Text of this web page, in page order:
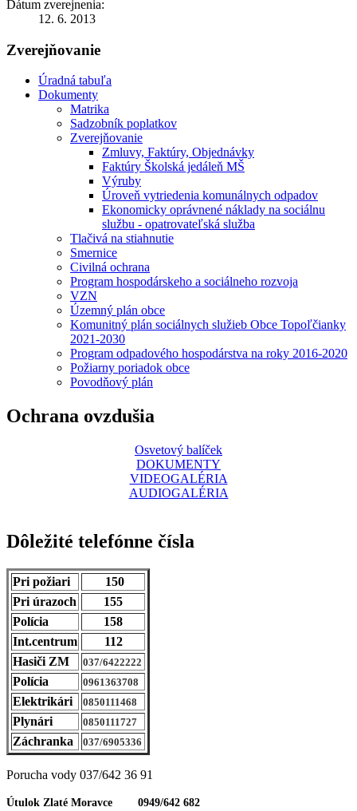
Dátum zverejnenia:
12. 6. 2013
Zverejňovanie
Úradná tabuľa
Dokumenty
Matrika
Sadzobník poplatkov
Zverejňovanie
Zmluvy, Faktúry, Objednávky
Faktúry Školská jedáleň MŠ
Výruby
Úroveň vytriedenia komunálnych odpadov
Ekonomicky oprávnené náklady na sociálnu
službu - opatrovateľská služba
Tlačivá na stiahnutie
Smernice
Civilná ochrana
Program hospodárskeho a sociálneho rozvoja
VZN
Územný plán obce
Komunitný plán sociálnych služieb Obce Topoľčianky
2021-2030
Program odpadového hospodárstva na roky 2016-2020
Požiarny poriadok obce
Povodňový plán
Ochrana ovzdušia
Osvetový balíček
DOKUMENTY
VIDEOGALÉRIA
AUDIOGALÉRIA
Dôležité telefónne čísla
Pri požiari
150
Pri úrazoch
155
Polícia
158
Int.centrum
112
Hasiči ZM
037/6422222
Polícia 0961363708
Elektrikári 0850111468
Plynári 0850111727
Záchranka 037/6905336
Porucha vody 037/642 36 91
Útulok Zlaté Moravce 0949/642 682